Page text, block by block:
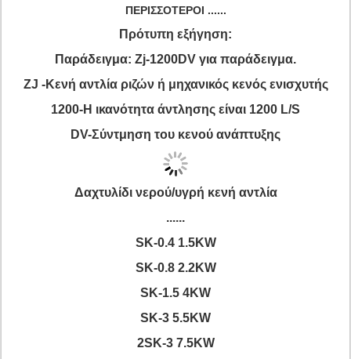
ΠΕΡΙΣΣΟΤΕΡΟΙ ......
Πρότυπη εξήγηση:
Παράδειγμα: Zj-1200DV για παράδειγμα.
ZJ -Κενή αντλία ριζών ή μηχανικός κενός ενισχυτής
1200-Η ικανότητα άντλησης είναι 1200 L/S
DV-Σύντμηση του κενού ανάπτυξης
Δαχτυλίδι νερού/υγρή κενή αντλία
......
SK-0.4 1.5KW
SK-0.8 2.2KW
SK-1.5 4KW
SK-3 5.5KW
2SK-3 7.5KW